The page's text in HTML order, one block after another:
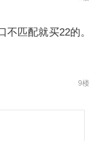
匹配就买22的。
9楼